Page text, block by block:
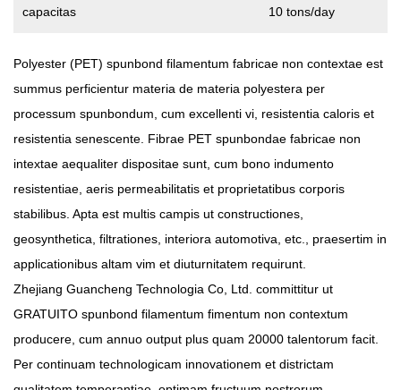
Habent Fortitudinem, Resistentiam Caloris Et Resistentiam
Bonam Aeris Permeabilitatem Et Mollitiem Praebet, Ac Late In
Constructione, Filtratione, Automotiva Et Packificatione Adhibetur.
DELICIAE Textilia Non Textilia Apta Sunt Applicationibus Quae
Altam Vim Et Vetustatem Requirunt, Ut Velit Aedificare, Interiora
Autocineta Et Pannos Colum Industriales.
capacitas 10 tons/day
Polyester (PET) spunbond filamentum fabricae non contextae est
summus perficientur materia de materia polyestera per
processum spunbondum, cum excellenti vi, resistentia caloris et
resistentia senescente. Fibrae PET spunbondae fabricae non
intextae aequaliter dispositae sunt, cum bono indumento
resistentiae, aeris permeabilitatis et proprietatibus corporis
stabilibus. Apta est multis campis ut constructiones,
geosynthetica, filtrationes, interiora automotiva, etc., praesertim in
applicationibus altam vim et diuturnitatem requirunt.
Zhejiang Guancheng Technologia Co, Ltd. committitur ut
GRATUITO spunbond filamentum fimentum non contextum
producere, cum annuo output plus quam 20000 talentorum facit.
Per continuam technologicam innovationem et districtam